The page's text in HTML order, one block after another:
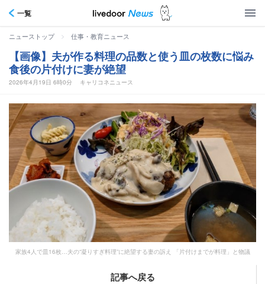
一覧
ニューストップ > 仕事・教育ニュース
【画像】夫が作る料理の品数と使う皿の枚数に悩み
食後の片付けに妻が絶望
2026年4月19日 6時0分 キャリコネニュース
家族4人で皿16枚…夫の“凝りすぎ料理”に絶望する妻の訴え 「片付けまでが料理」と物議
記事へ戻る